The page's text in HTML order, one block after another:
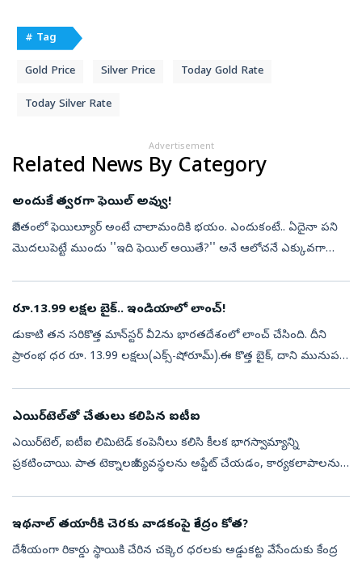
# Tag
Gold Price Silver Price Today Gold Rate
Today Silver Rate
Advertisement
Related News By Category
అందుకే.. త్వరగా ఫెయిల్ అవ్వు!
జీవితంలో ఫెయిల్యూర్ అంటే చాలామందికి భయం. ఎందుకంటే.. ఏదైనా పని
మొదలుపెట్టే ముందు ''ఇది ఫెయిల్ అయితే?'' అనే ఆలోచనే ఎక్కువగా
రూ.13.99 లక్షల బైక్.. ఇండియాలో లాంచ్!
డుకాటి తన సరికొత్త మాన్‌స్టర్ వీ2ను భారతదేశంలో లాంచ్ చేసింది. దీని
ప్రారంభ ధర రూ. 13.99 లక్షలు(ఎక్స్-షోరూమ్).ఈ కొత్త బైక్, దాని మునుపటి
ఎయిర్‌టెల్‌తో చేతులు కలిపిన ఐటీఐ
ఎయిర్‌టెల్, ఐటీఐ లిమిటెడ్ కంపెనీలు కలిసి కీలక భాగస్వామ్యాన్ని
ప్రకటించాయి. పాత టెక్నాలజీ వ్యవస్థలను అప్డేట్ చేయడం, కార్యకలాపాలను
ఇథనాల్‌ తయారీకి చెరకు వాడకంపై కేంద్రం కోత?
దేశీయంగా రికార్డు స్థాయికి చేరిన చక్కెర ధరలకు అడ్డుకట్ట వేసేందుకు కేంద్ర